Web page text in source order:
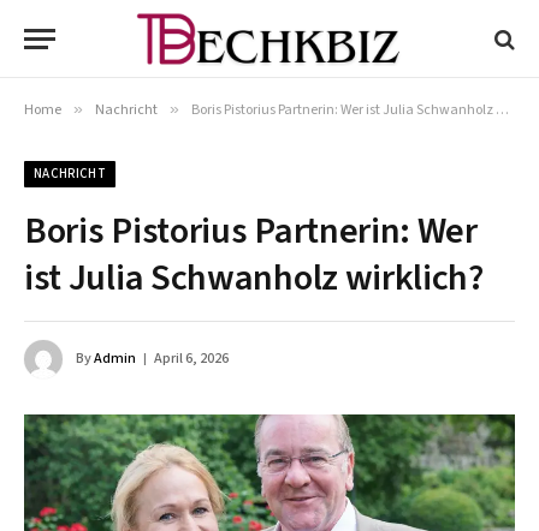
Home » Nachricht » Boris Pistorius Partnerin: Wer ist Julia Schwanholz wirklich?
NACHRICHT
Boris Pistorius Partnerin: Wer
ist Julia Schwanholz wirklich?
ByAdmin April 6, 2026